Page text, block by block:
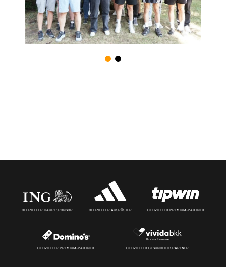
OFFIZIELLER HAUPTSPONSOR OFFIZIELLER AUSRÜSTER OFFIZIELLER PREMIUM-PARTNER
OFFIZIELLER PREMIUM-PARTNER OFFIZIELLER GESUNDHEITSPARTNER